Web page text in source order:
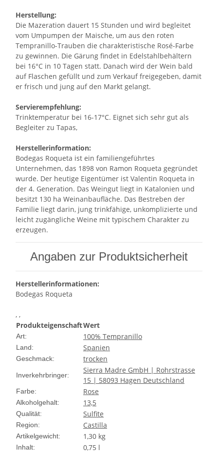
Herstellung:
Die Mazeration dauert 15 Stunden und wird begleitet
vom Umpumpen der Maische, um aus den roten
Tempranillo-Trauben die charakteristische Rosé-Farbe
zu gewinnen. Die Gärung findet in Edelstahlbehältern
bei 16°C in 10 Tagen statt. Danach wird der Wein bald
auf Flaschen gefüllt und zum Verkauf freigegeben, damit
er frisch und jung auf den Markt gelangt.
Servierempfehlung:
Trinktemperatur bei 16-17°C. Eignet sich sehr gut als
Begleiter zu Tapas,
Herstellerinformation:
Bodegas Roqueta ist ein familiengeführtes
Unternehmen, das 1898 von Ramon Roqueta gegründet
wurde. Der heutige Eigentümer ist Valentin Roqueta in
der 4. Generation. Das Weingut liegt in Katalonien und
besitzt 130 ha Weinanbaufläche. Das Bestreben der
Familie liegt darin, jung trinkfähige, unkomplizierte und
leicht zugängliche Weine mit typischem Charakter zu
erzeugen.
Angaben zur Produktsicherheit
Herstellerinformationen:
Bodegas Roqueta
, ,
ProdukteigenschaftWert
Art: 100% Tempranillo
Land: Spanien
Geschmack: trocken
Inverkehrbringer:
Sierra Madre GmbH | Rohrstrasse
15 | 58093 Hagen Deutschland
Farbe: Rose
Alkoholgehalt: 13,5
Qualität: Sulfite
Region: Castilla
Artikelgewicht: 1,30 kg
Inhalt:
0,75 l